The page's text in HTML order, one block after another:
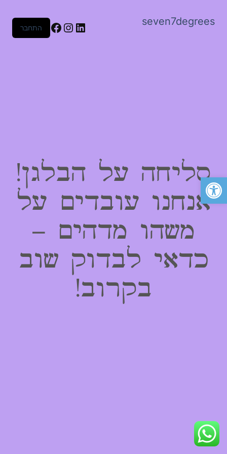
פתח סרגל נגישות
seven7degrees
LinkedIn
Instagram
Facebook
התחבר
סליחה על הבלגן!
אנחנו עובדים על
משהו מדהים –
כדאי לבדוק שוב
בקרוב!